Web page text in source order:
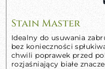
Stain Master
Idealny do usuwania
bez konieczności
chwili poprawek przed
rozjaśniający białe